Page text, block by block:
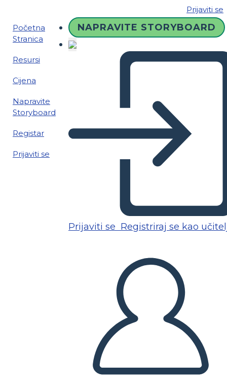
Prijaviti se
Početna
Stranica
Resursi
Cijena
Napravite
Storyboard
Registar
Prijaviti se
NAPRAVITE STORYBOARD
Prijaviti se Registriraj se kao